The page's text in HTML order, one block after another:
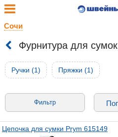
Сочи
Фурнитура для сумок
Ручки (1) Пряжки (1)
Фильтр
Цепочка для сумки Prym 615149